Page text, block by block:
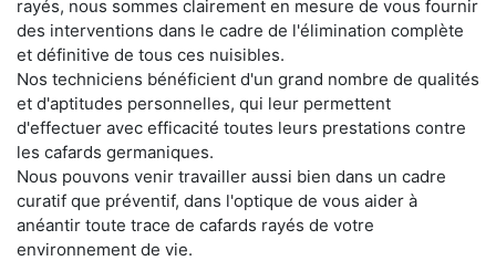
rayés, nous sommes clairement en mesure de vous fournir
des interventions dans le cadre de l'élimination complète
et définitive de tous ces nuisibles.
Nos techniciens bénéficient d'un grand nombre de qualités
et d'aptitudes personnelles, qui leur permettent
d'effectuer avec efficacité toutes leurs prestations contre
les cafards germaniques.
Nous pouvons venir travailler aussi bien dans un cadre
curatif que préventif, dans l'optique de vous aider à
anéantir toute trace de cafards rayés de votre
environnement de vie.